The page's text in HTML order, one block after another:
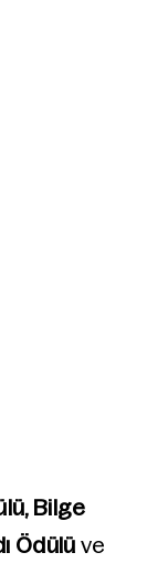
Bilge
Ödülü ve